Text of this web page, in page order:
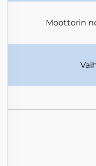
Moottorin